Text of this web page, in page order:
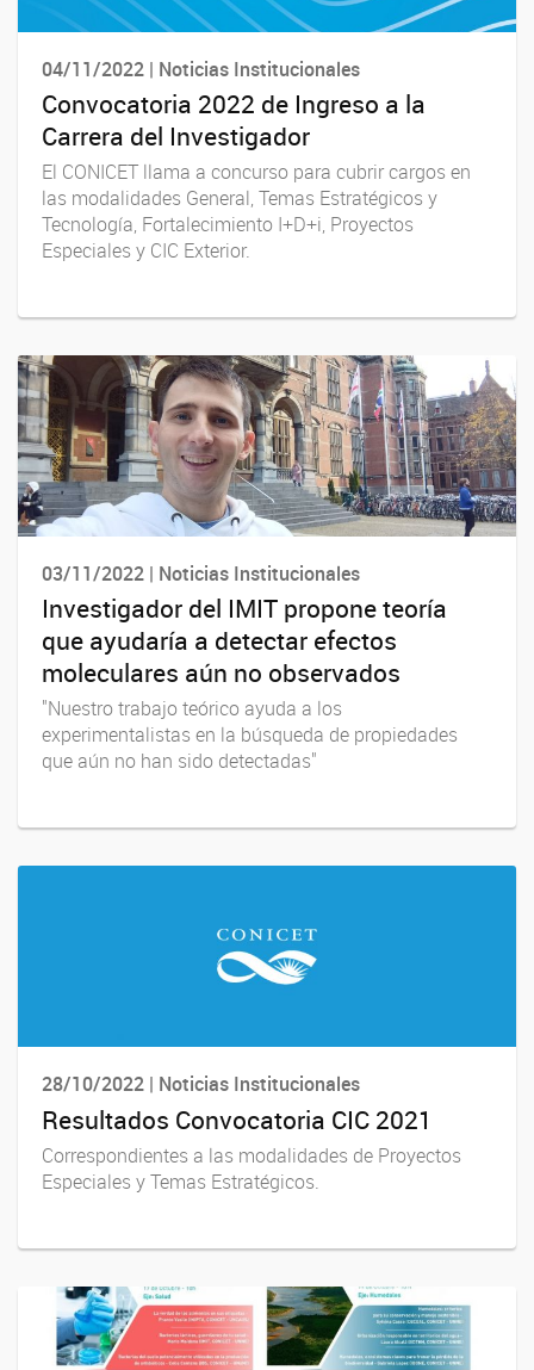
04/11/2022 | Noticias Institucionales
Convocatoria 2022 de Ingreso a la
Carrera del Investigador
El CONICET llama a concurso para cubrir cargos en
las modalidades General, Temas Estratégicos y
Tecnología, Fortalecimiento I+D+i, Proyectos
Especiales y CIC Exterior.
03/11/2022 | Noticias Institucionales
Investigador del IMIT propone teoría
que ayudaría a detectar efectos
moleculares aún no observados
"Nuestro trabajo teórico ayuda a los
experimentalistas en la búsqueda de propiedades
que aún no han sido detectadas"
28/10/2022 | Noticias Institucionales
Resultados Convocatoria CIC 2021
Correspondientes a las modalidades de Proyectos
Especiales y Temas Estratégicos.